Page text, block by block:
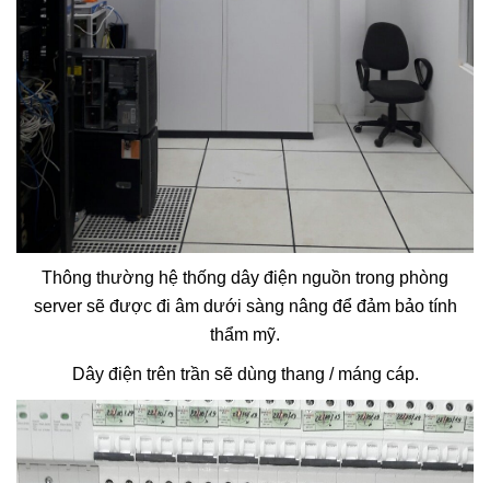
Thông thường hệ thống dây điện nguồn trong phòng
server sẽ được đi âm dưới sàng nâng để đảm bảo tính
thẩm mỹ.
Dây điện trên trần sẽ dùng thang / máng cáp.